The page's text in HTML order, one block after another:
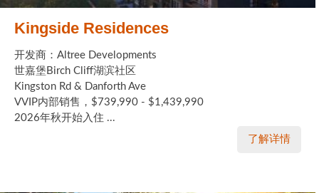
Kingside Residences
开发商：Altree Developments
世嘉堡Birch Cliff湖滨社区
Kingston Rd & Danforth Ave
VVIP内部销售，$739,990 - $1,439,990
2026年秋开始入住 ...
了解详情